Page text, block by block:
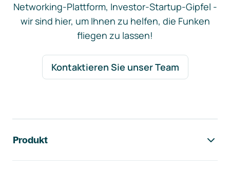
Networking-Plattform, Investor-Startup-Gipfel -
wir sind hier, um Ihnen zu helfen, die Funken
fliegen zu lassen!
Kontaktieren Sie unser Team
Produkt